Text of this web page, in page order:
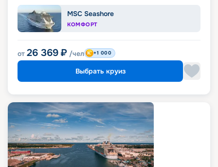
MSC Seashore
КОМФОРТ
от 26 369 ₽ /чел +1 000
Выбрать круиз